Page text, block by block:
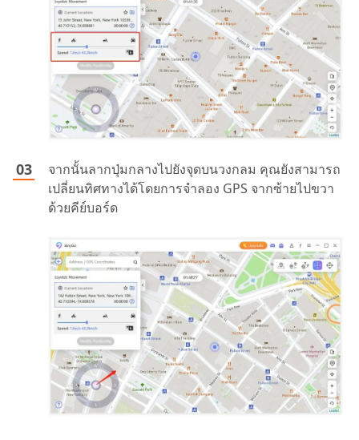
จากนั้นลากปุ่มกลางไปยังจุดบนวงกลม คุณยังสามารถ
เปลี่ยนทิศทางได้โดยการจำลอง GPS จากซ้ายไปขวา
ด้วยคีย์บอร์ด